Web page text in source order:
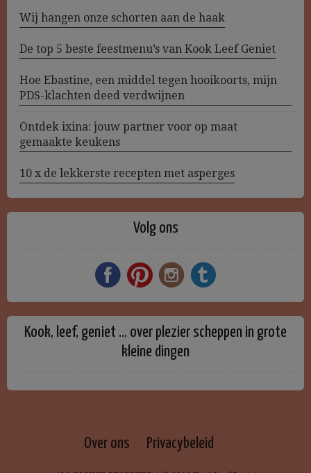
Wij hangen onze schorten aan de haak
De top 5 beste feestmenu’s van Kook Leef Geniet
Hoe Ebastine, een middel tegen hooikoorts, mijn
PDS-klachten deed verdwijnen
Ontdek ixina: jouw partner voor op maat
gemaakte keukens
10 x de lekkerste recepten met asperges
Volg ons
Kook, leef, geniet … over plezier scheppen in grote
kleine dingen
Over ons Privacybeleid